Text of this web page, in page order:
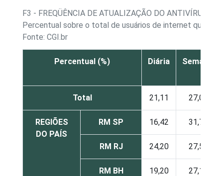
F3 - FREQÜÊNCIA DE ATUALIZAÇÃO DO ANTIVÍRUS
Percentual sobre o total de usuários de internet que
Fonte: CGI.br
Percentual (%) Diária Semanal
Total 21,11 27,01
REGIÕES
DO PAÍS
RM SP 16,42 31,70
RM RJ 24,20 27,50
RM BH 19,20 27,12